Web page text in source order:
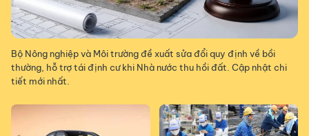
Bộ Nông nghiệp và Môi trường đề xuất sửa đổi quy định về bồi
thường, hỗ trợ tái định cư khi Nhà nước thu hồi đất. Cập nhật chi
tiết mới nhất.